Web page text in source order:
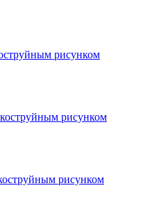
рисунком
рисунком
рисунком